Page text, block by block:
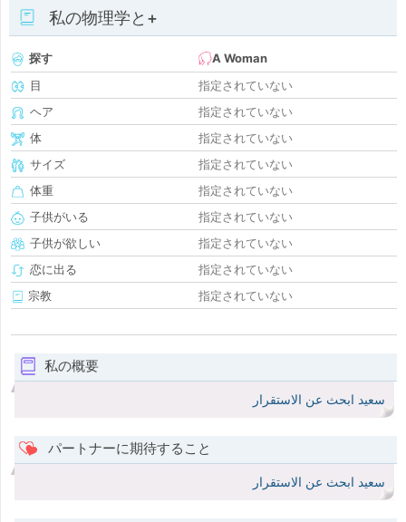
私の物理学と+
探す
A Woman
目
指定されていない
ヘア
指定されていない
体
指定されていない
サイズ
指定されていない
体重
指定されていない
子供がいる
指定されていない
子供が欲しい
指定されていない
恋に出る
指定されていない
宗教
指定されていない
私の概要
سعيد ابحث عن الاستقرار
パートナーに期待すること
سعيد ابحث عن الاستقرار